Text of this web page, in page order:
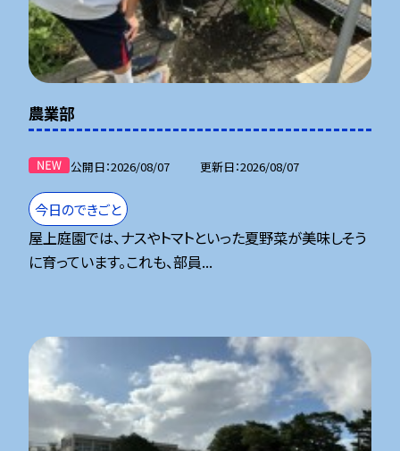
農業部
公開日 2026/08/07 更新日 2026/08/07
今日のできごと
屋上庭園では、ナスやトマトといった夏野菜が美味しそう
に育っています。これも、部員...